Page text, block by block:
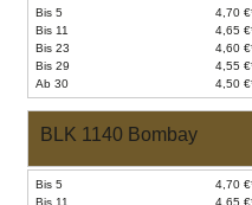
Bis 5
4,70
Bis 11
4,65
Bis 23
4,60
Bis 29
4,55
Ab 30
4,50
BLK 1140 Bombay
Bis 5
4,70
Bis 11
4,65